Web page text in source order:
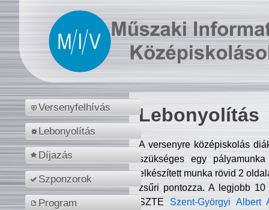
Versenyfelhívás
Lebonyolítás
Díjazás
Szponzorok
Program
Lebonyolítás
A versenyre középiskolás
szükséges egy
elkészített munka rövid 2
zsűri pontozza. A legjobb
SZTE Szent-Györgyi Albert